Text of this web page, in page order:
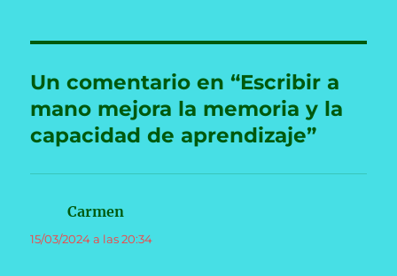
Un comentario en “Escribir a
mano mejora la memoria y la
capacidad de aprendizaje”
Carmen
15/03/2024 a las 20:34